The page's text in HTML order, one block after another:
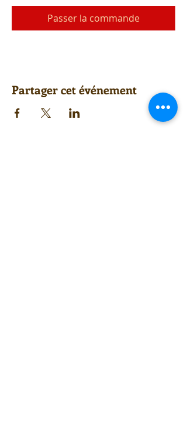
Passer la commande
Partager cet événement